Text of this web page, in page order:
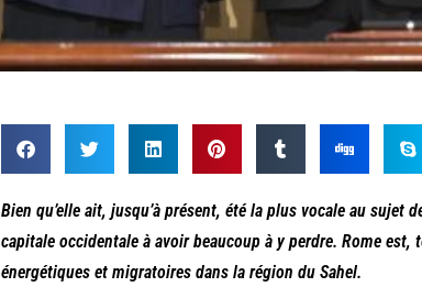
Bien qu’elle ait, jusqu’à présent, été la plus vocale au sujet
capitale occidentale à avoir beaucoup à y perdre. Rome
énergétiques et migratoires dans la région du Sahel.